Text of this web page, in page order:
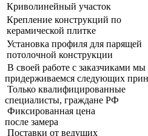
Криволинейный участок
Крепление конструкций по
керамической плитке
Установка профиля для парящей
потолочной конструкции
В своей работе с заказчиками мы
придерживаемcя следующих
Только квалифицированные
специалисты, граждане РФ
Фиксированная цена
после замера
Поставки от ведущих